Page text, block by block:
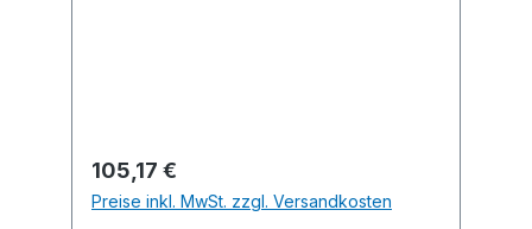
Genauigkeit • 3-Stufen-
Temperatureinstellung (60/350/650°C)
• Griff mit Softgrip auf der Vorder-
Regulärer Preis:
105,17 €
Preise inkl. MwSt. zzgl. Versandkosten